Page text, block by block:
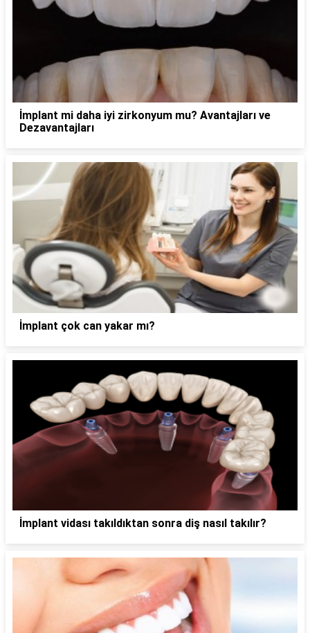
İmplant mi daha iyi zirkonyum mu? Avantajları ve
Dezavantajları
İmplant çok can yakar mı?
İmplant vidası takıldıktan sonra diş nasıl takılır?